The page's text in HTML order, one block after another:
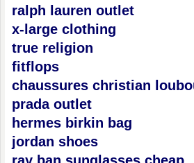
ralph lauren outlet
x-large clothing
true religion
fitflops
chaussures christian
prada outlet
hermes birkin bag
jordan shoes